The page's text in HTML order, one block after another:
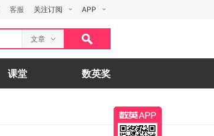
客服 关注订阅 APP
文章
课堂 数英奖